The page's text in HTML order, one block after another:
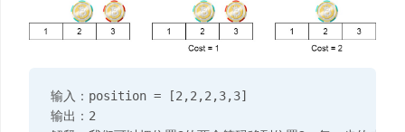
输入：position = [2,2,2,3,3]
输出：2